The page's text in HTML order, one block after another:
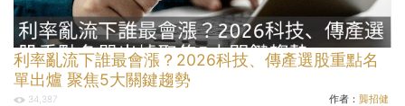
利率亂流下誰最會漲？2026科技、傳產選股重點名
單出爐 聚焦5大關鍵趨勢
34,387 作者： 龔招健